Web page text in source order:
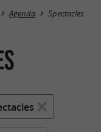
Agenda Spectacles